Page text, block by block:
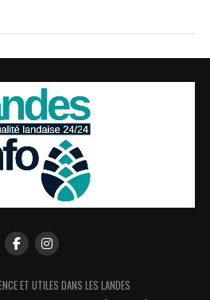
ET UTILES DANS LES LANDES